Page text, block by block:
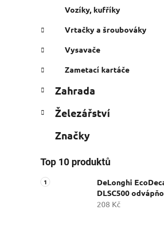
Vozíky, kufříky
Vrtačky a šroubováky
Vysavače
Zametací kartáče
Zahrada
Železářství
Značky
Top 10 produktů
DeLonghi
DLSC500
208 Kč